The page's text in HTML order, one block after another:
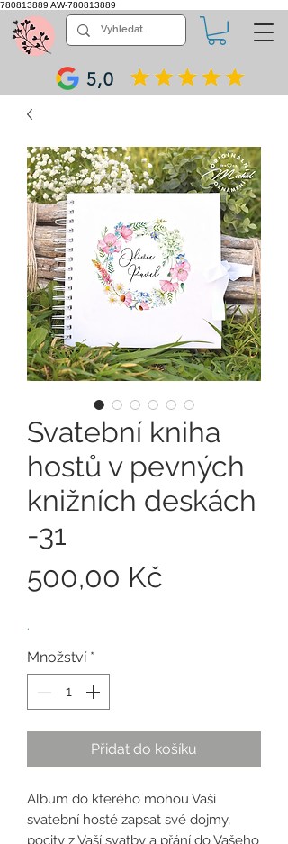
780813889 AW-780813889
5,0
Svatební kniha
hostů v pevných
knižních deskách
-31
500,00 Kč
.
Množství *
Přidat do košíku
Album do kterého mohou Vaši
svatební hosté zapsat své dojmy,
pocity z Vaší svatby a přání do Vašeho